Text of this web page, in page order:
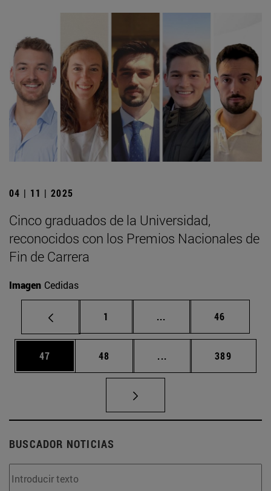
04 | 11 | 2025
Cinco graduados de la Universidad,
reconocidos con los Premios Nacionales de
Fin de Carrera
Imagen Cedidas
Página
1 ... Páginas intermedias
Página
46
Página
47 Página
48 ... Páginas intermedias
Página
389
BUSCADOR NOTICIAS